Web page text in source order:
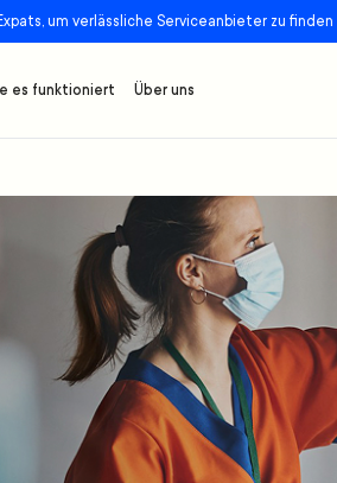
um verlässliche Serviceanbieter zu finden
es funktioniert Über uns